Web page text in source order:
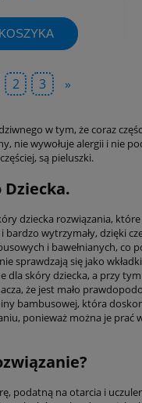
2 3 »
w tym, że coraz
nie wywołuje alergii i nie
są pieluszki.
dziecka rozwiązania,
wytrzymały, dzięki
i bawełnianych,
sprawdzają się jako
skóry dziecka, a przy
że jest mało
bambusowej, która
ponieważ można je prać
podatną na otarcia i